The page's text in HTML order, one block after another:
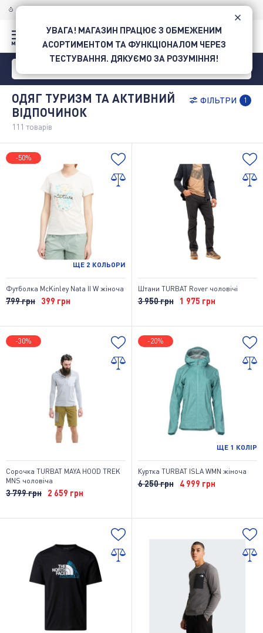
ДОСТАВКА ПО УКРАЇНІ
ОДЯГ ТУРИЗМ ТА АКТИВНИЙ
ВІДПОЧИНОК
111 товарів
ФІЛЬТРИ 1
-50%
ЩЕ 2 КОЛЬОРИ
Футболка McKinley Nata II W жіноча
799 грн 399 грн
Штани TURBAT Rover чоловічі
3 950 грн 1 975 грн
-30%
Сорочка TURBAT MAYA HOOD TREK
MNS чоловіча
3 799 грн 2 659 грн
-20%
ЩЕ 1 КОЛІР
Куртка TURBAT ISLA WMN жіноча
6 250 грн 4 999 грн
УВАГА! МАГАЗИН ПРАЦЮЄ З ОБМЕЖЕНИМ
АСОРТИМЕНТОМ ТА ФУНКЦІОНАЛОМ ЧЕРЕЗ
ТЕСТУВАННЯ. ДЯКУЄМО ЗА РОЗУМІННЯ!